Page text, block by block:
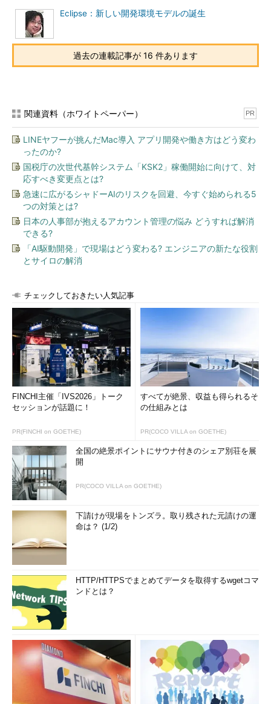
Eclipse：新しい開発環境モデルの誕生
過去の連載記事が 16 件あります
関連資料（ホワイトペーパー） PR
LINEヤフーが挑んだMac導入 アプリ開発や働き方はどう変わ
ったのか?
国税庁の次世代基幹システム「KSK2」稼働開始に向けて、対
応すべき変更点とは?
急速に広がるシャドーAIのリスクを回避、今すぐ始められる5
つの対策とは?
日本の人事部が抱えるアカウント管理の悩み どうすれば解消
できる?
「AI駆動開発」で現場はどう変わる? エンジニアの新たな役割
とサイロの解消
チェックしておきたい人気記事
FINCHI主催「IVS2026」トーク
セッションが話題に！
PR(FINCHI on GOETHE)
すべてが絶景、収益も得られるそ
の仕組みとは
PR(COCO VILLA on GOETHE)
全国の絶景ポイントにサウナ付きのシェア別荘を展
開
PR(COCO VILLA on GOETHE)
下請けが現場をトンズラ。取り残された元請けの運
命は？ (1/2)
HTTP/HTTPSでまとめてデータを取得するwgetコマ
ンドとは？